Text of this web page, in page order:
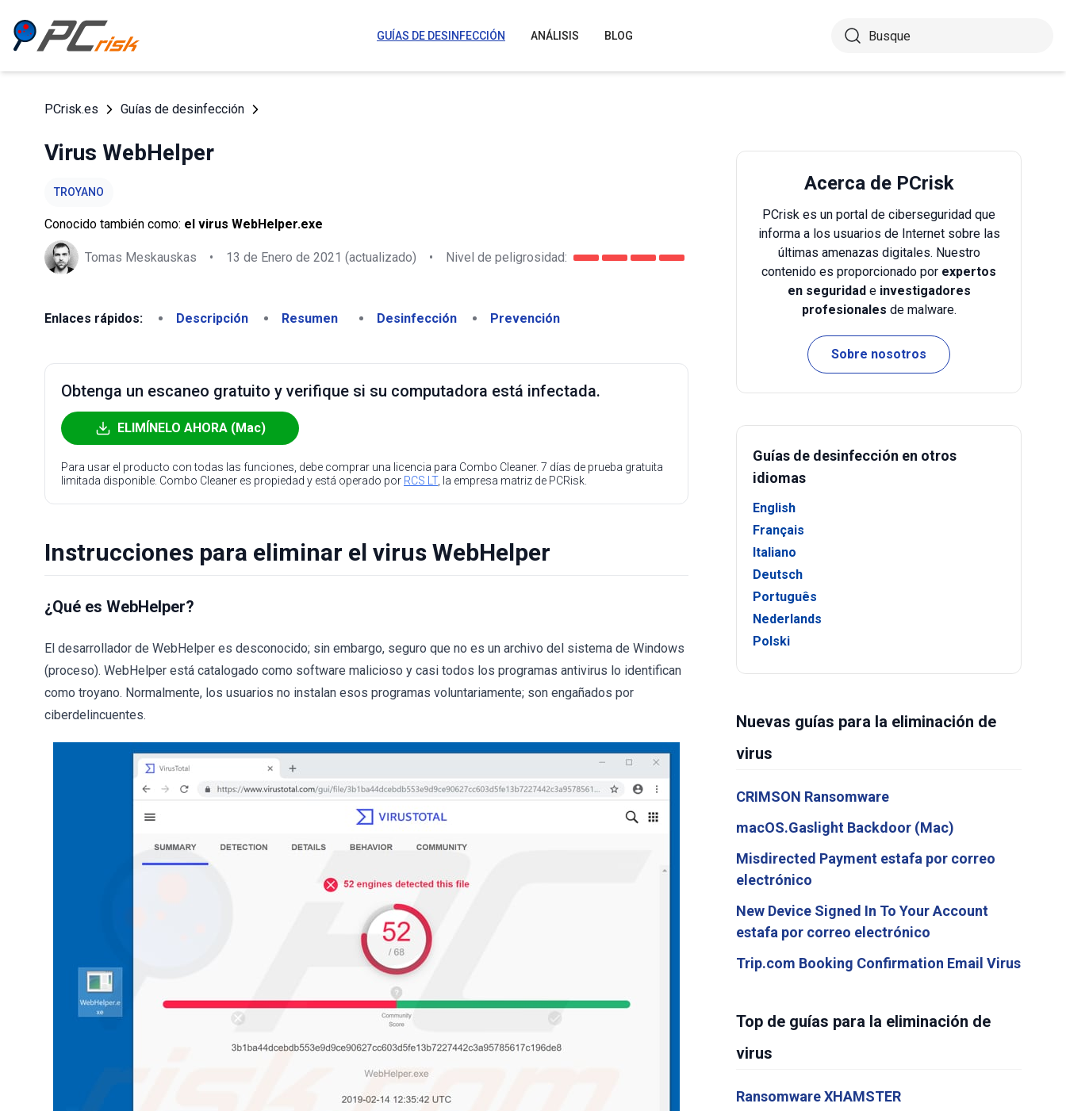
GUÍAS DE DESINFECCIÓN ANÁLISIS BLOG
PCrisk.es Guías de desinfección
Virus WebHelper
TROYANO
Conocido también como: el virus WebHelper.exe
Tomas Meskauskas • 13 de Enero de 2021 (actualizado) • Nivel de peligrosidad:
Enlaces rápidos: Descripción Resumen Desinfección Prevención
Obtenga un escaneo gratuito y verifique si su computadora está infectada.
ELIMÍNELO AHORA (Mac)
Para usar el producto con todas las funciones, debe comprar una licencia para Combo Cleaner. 7 días de prueba gratuita
limitada disponible. Combo Cleaner es propiedad y está operado por RCS LT, la empresa matriz de PCRisk.
Instrucciones para eliminar el virus WebHelper
¿Qué es WebHelper?
El desarrollador de WebHelper es desconocido; sin embargo, seguro que no es un archivo del sistema de Windows
(proceso). WebHelper está catalogado como software malicioso y casi todos los programas antivirus lo identifican
como troyano. Normalmente, los usuarios no instalan esos programas voluntariamente; son engañados por
ciberdelincuentes.
Acerca de PCrisk
PCrisk es un portal de ciberseguridad que
informa a los usuarios de Internet sobre las
últimas amenazas digitales. Nuestro
contenido es proporcionado por expertos
en seguridade investigadores
profesionales de malware.
Sobre nosotros
Guías de desinfección en otros
idiomas
English
Français
Italiano
Deutsch
Português
Nederlands
Polski
Nuevas guías para la eliminación de
virus
CRIMSON Ransomware
macOS.Gaslight Backdoor (Mac)
Misdirected Payment estafa por correo
electrónico
New Device Signed In To Your Account
estafa por correo electrónico
Trip.com Booking Confirmation Email Virus
Top de guías para la eliminación de
virus
Ransomware XHAMSTER